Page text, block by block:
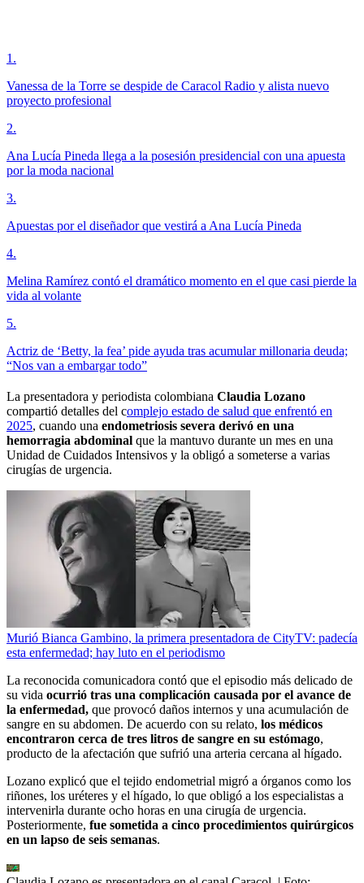
1 .
Vanessa de la Torre se despide de Caracol Radio y alista nuevo
proyecto profesional
2.
Ana Lucía Pineda llega a la posesión presidencial con una apuesta
por la moda nacional
3.
Apuestas por el diseñador que vestirá a Ana Lucía Pineda
4.
Melina Ramírez contó el dramático momento en el que casi pierde la
vida al volante
5.
Actriz de ‘Betty, la fea’ pide ayuda tras acumular millonaria deuda;
“Nos van a embargar todo”
La presentadora y periodista colombiana Claudia Lozano
compartió detalles del complejo estado de salud que enfrentó en
2025, cuando una endometriosis severa derivó en una
hemorragia abdominal que la mantuvo durante un mes en una
Unidad de Cuidados Intensivos y la obligó a someterse a varias
cirugías de urgencia.
Murió Bianca Gambino, la primera presentadora de CityTV: padecía
esta enfermedad; hay luto en el periodismo
La reconocida comunicadora contó que el episodio más delicado de
su vida ocurrió tras una complicación causada por el avance de
la enfermedad, que provocó daños internos y una acumulación de
sangre en su abdomen. De acuerdo con su relato, los médicos
encontraron cerca de tres litros de sangre en su estómago,
producto de la afectación que sufrió una arteria cercana al hígado.
Lozano explicó que el tejido endometrial migró a órganos como los
riñones, los uréteres y el hígado, lo que obligó a los especialistas a
intervenirla durante ocho horas en una cirugía de urgencia.
Posteriormente, fue sometida a cinco procedimientos quirúrgicos
en un lapso de seis semanas.